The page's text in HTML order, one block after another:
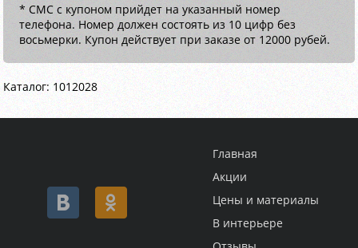
* СМС с купоном прийдет на указанный номер
телефона. Номер должен состоять из 10 цифр без
восьмерки. Купон действует при заказе от 12000 рубей.
Каталог: 1012028
Главная
Акции
Цены и материалы
В интерьере